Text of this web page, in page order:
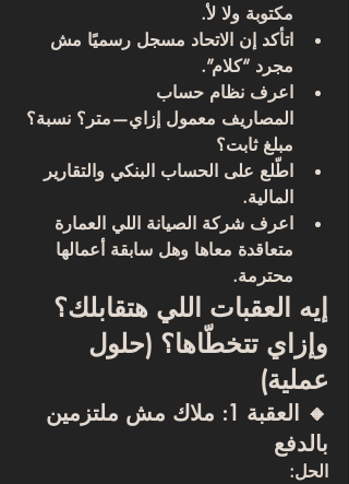
مكتوبة ولا لأ.
اتأكد إن الاتحاد مسجل رسميًا مش
مجرد “كلام”.
اعرف نظام حساب
المصاريف معمول إزاي—متر؟ نسبة؟
مبلغ ثابت؟
اطّلع على الحساب البنكي والتقارير
المالية.
اعرف شركة الصيانة اللي العمارة
متعاقدة معاها وهل سابقة أعمالها
محترمة.
إيه العقبات اللي هتقابلك؟
وإزاي تتخطّاها؟ (حلول
عملية)
🔸 العقبة 1: ملاك مش ملتزمين
بالدفع
الحل: